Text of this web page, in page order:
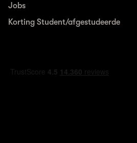
Jobs
Korting Student/afgestudeerde